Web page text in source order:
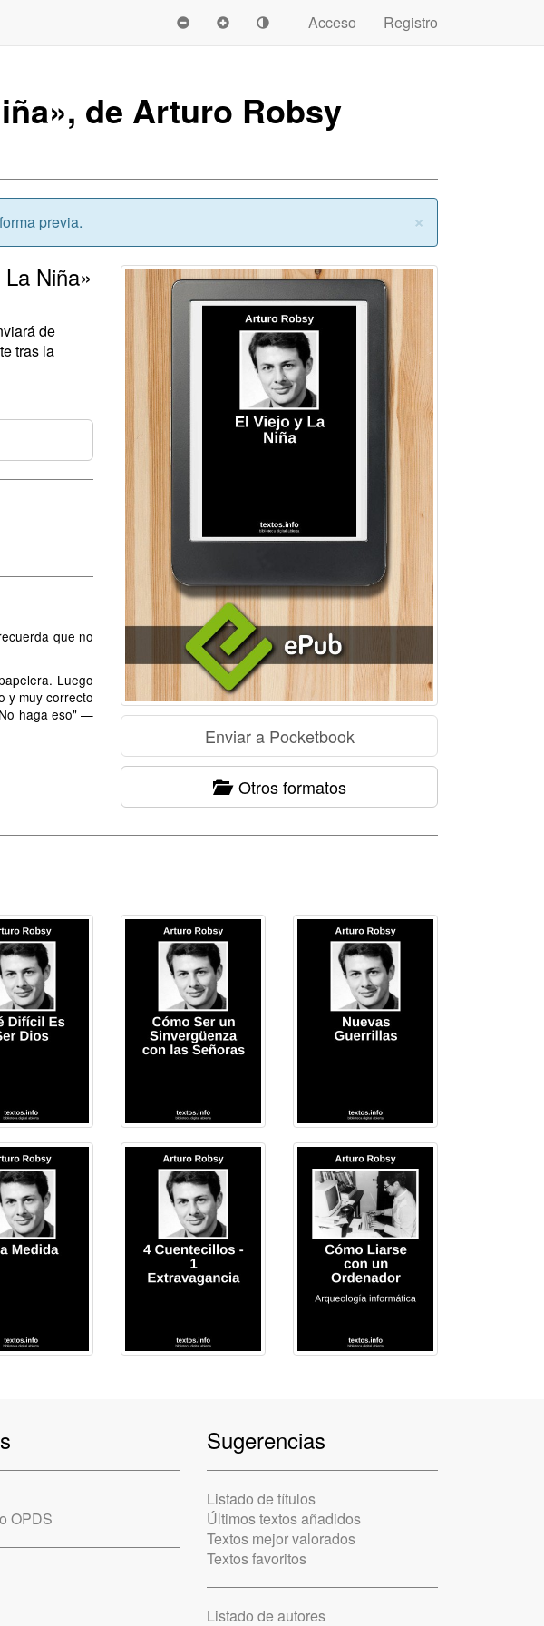
Acceso
Registro
de Arturo Robsy
×
previa.
Niña»
de
tras la
que no
Luego
y muy correcto
haga eso" —
Otros formatos
OPDS
Sugerencias
Listado de títulos
Últimos textos añadidos
Textos mejor valorados
Textos favoritos
Listado de autores